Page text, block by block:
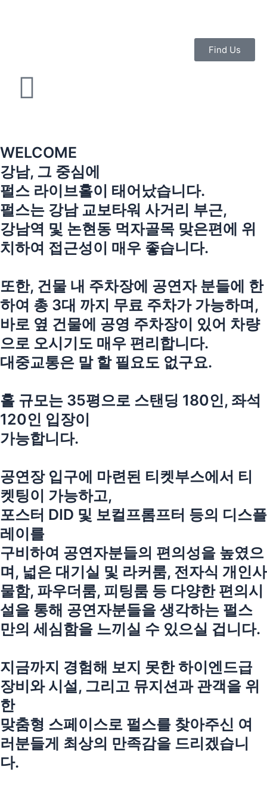
Find Us
WELCOME
강남, 그 중심에
펄스 라이브홀이 태어났습니다.
펄스는 강남 교보타워 사거리 부근,
강남역 및 논현동 먹자골목 맞은편에 위
치하여 접근성이 매우 좋습니다.
또한, 건물 내 주차장에 공연자 분들에 한
하여 총 3대 까지 무료 주차가 가능하며,
바로 옆 건물에 공영 주차장이 있어 차량
으로 오시기도 매우 편리합니다.
대중교통은 말 할 필요도 없구요.
홀 규모는 35평으로 스탠딩 180인, 좌석
120인 입장이
가능합니다.
공연장 입구에 마련된 티켓부스에서 티
켓팅이 가능하고,
포스터 DID 및 보컬프롬프터 등의 디스플
레이를
구비하여 공연자분들의 편의성을 높였으
며, 넓은 대기실 및 라커룸, 전자식 개인사
물함, 파우더룸, 피팅룸 등 다양한 편의시
설을 통해 공연자분들을 생각하는 펄스
만의 세심함을 느끼실 수 있으실 겁니다.
지금까지 경험해 보지 못한 하이엔드급
장비와 시설, 그리고 뮤지션과 관객을 위
한
맞춤형 스페이스로 펄스를 찾아주신 여
러분들게 최상의 만족감을 드리겠습니
다.